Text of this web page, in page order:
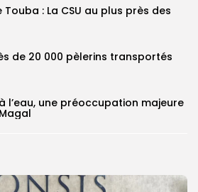
: La CSU au plus près des
de 20 000 pèlerins transportés
l’eau, une préoccupation majeure